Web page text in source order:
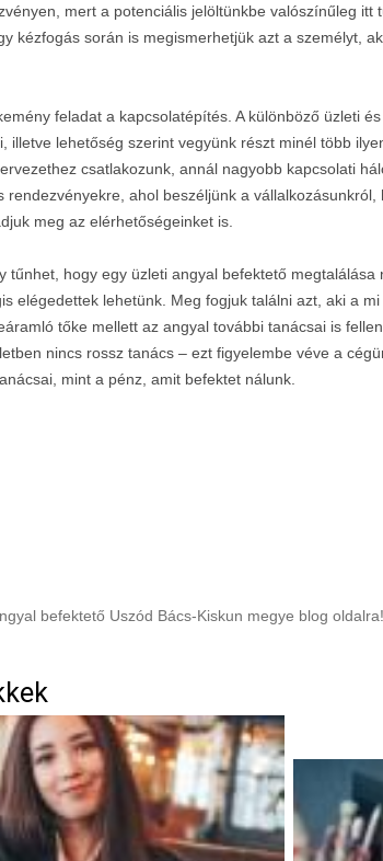
mert a potenciális jelöltünkbe valószínűleg itt
kézfogás során is megismerhetjük azt a személyt,
feladat a kapcsolatépítés. A különböző üzleti
illetve lehetőség szerint vegyünk részt minél több
csatlakozunk, annál nagyobb kapcsolati
rendezvényekre, ahol beszéljünk a
meg az elérhetőségeinket is.
tűnhet, hogy egy üzleti angyal befektető megtalálása
elégedettek lehetünk. Meg fogjuk találni azt, aki a
tőke mellett az angyal további tanácsai is
nincs rossz tanács – ezt figyelembe véve a
mint a pénz, amit befektet nálunk.
befektető Uszód Bács-Kiskun megye blog oldalra!